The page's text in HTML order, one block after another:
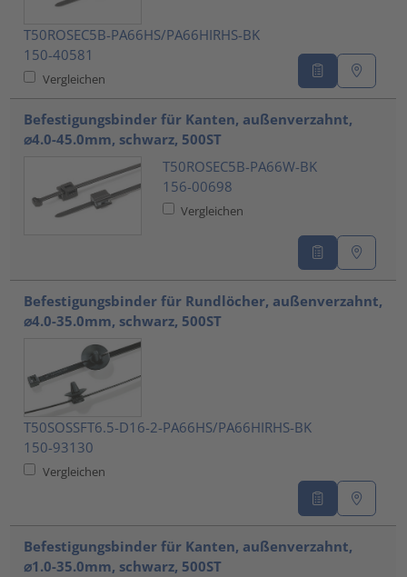
T50ROSEC5B-PA66HS/PA66HIRHS-BK
150-40581
Vergleichen
Befestigungsbinder für Kanten, außenverzahnt,
⌀4.0-45.0mm, schwarz, 500ST
T50ROSEC5B-PA66W-BK
156-00698
Vergleichen
Befestigungsbinder für Rundlöcher, außenverzahnt,
⌀4.0-35.0mm, schwarz, 500ST
T50SOSSFT6.5-D16-2-PA66HS/PA66HIRHS-BK
150-93130
Vergleichen
Befestigungsbinder für Kanten, außenverzahnt,
⌀1.0-35.0mm, schwarz, 500ST